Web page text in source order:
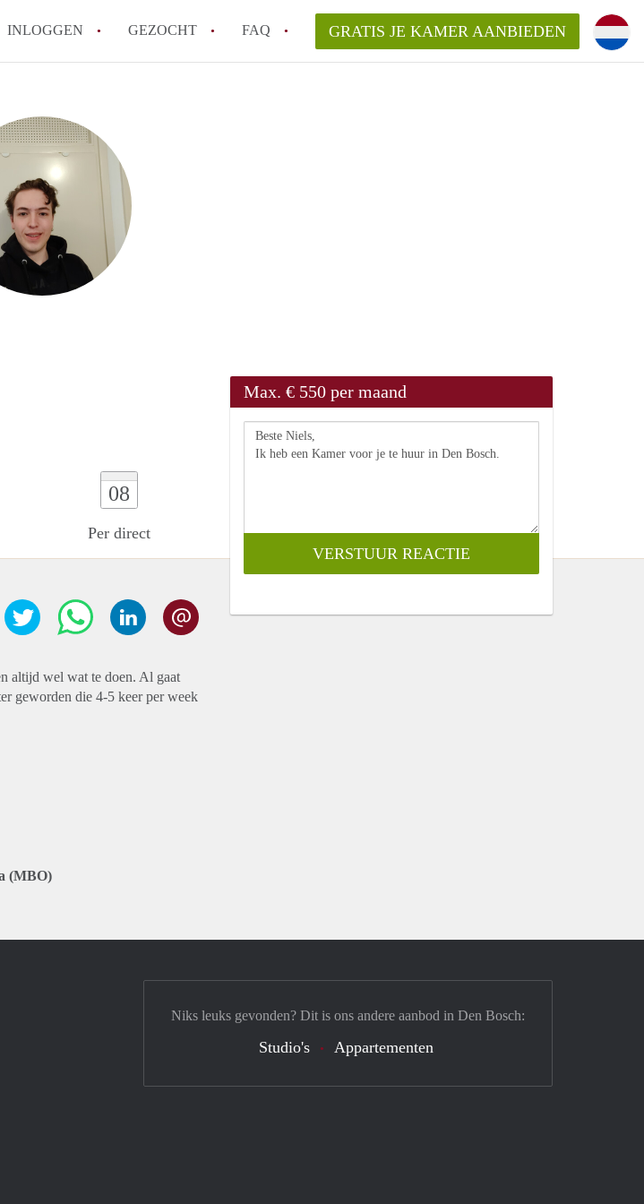
INLOGGEN GEZOCHT FAQ
Berekent KamerDenBosch makelaarsvergoeding/bemiddelingsvergoeding?
Wat is de privacyverklaring van KamerDenBosch?
Is KamerDenBosch verantwoordelijk voor de aangeboden Kamer / Kamers
in Den Bosch?
Alle veelgestelde vragen
GRATIS JE KAMER AANBIEDEN
08
Per direct
Max. € 550 per maand
altijd wel wat te doen. Al gaat
geworden die 4-5 keer per week
(MBO)
Niks leuks gevonden? Dit is ons andere aanbod in Den Bosch:
Studio's Appartementen